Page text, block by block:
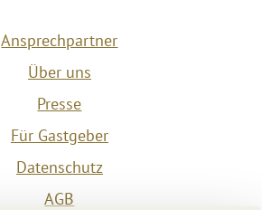
Ansprechpartner
Über uns
Presse
Für Gastgeber
Datenschutz
AGB